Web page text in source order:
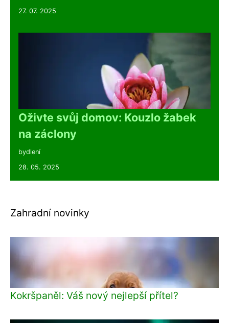
27. 07. 2025
Oživte svůj domov: Kouzlo žabek
na záclony
bydlení
28. 05. 2025
Zahradní novinky
Kokršpaněl: Váš nový nejlepší přítel?